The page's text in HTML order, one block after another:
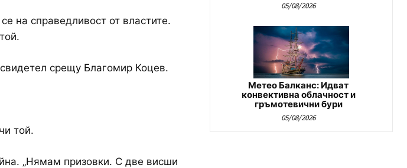
на справедливост от властите.
срещу Благомир Коцев.
той.
„Нямам призовки. С две висши
05/08/2026
Метео Балканс: Идват
конвективна облачност и
гръмотевични бури
05/08/2026